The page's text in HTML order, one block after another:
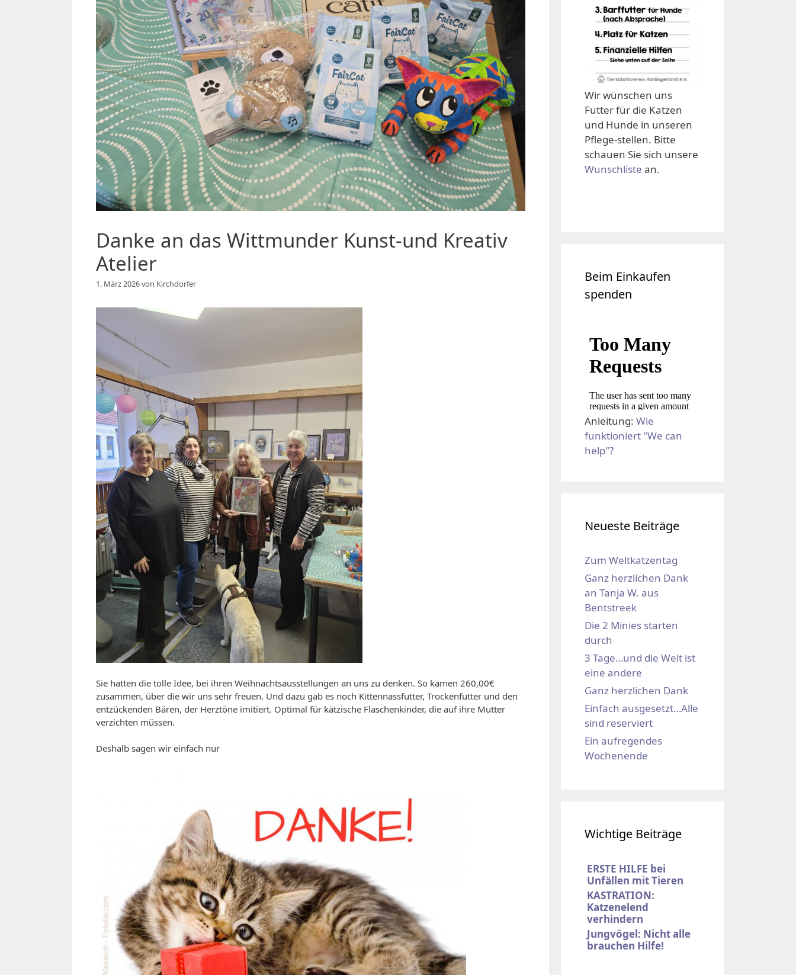
Danke an das Wittmunder Kunst-und Kreativ
Atelier
1. März 2026von Kirchdorfer
Sie hatten die tolle Idee, bei ihren Weihnachtsausstellungen an uns zu denken. So kamen 260,00€
zusammen, über die wir uns sehr freuen. Und dazu gab es noch Kittennassfutter, Trockenfutter und den
entzückenden Bären, der Herztöne imitiert. Optimal für kätzische Flaschenkinder, die auf ihre Mutter
verzichten müssen.
Deshalb sagen wir einfach nur
Wir wünschen uns
Futter für die Katzen
und Hunde in unseren
Pflege-stellen. Bitte
schauen Sie sich unsere
Wunschliste an.
Beim Einkaufen
spenden
Anleitung: Wie
funktioniert "We can
help"?
Neueste Beiträge
Zum Weltkatzentag
Ganz herzlichen Dank
an Tanja W. aus
Bentstreek
Die 2 Minies starten
durch
3 Tage…und die Welt ist
eine andere
Ganz herzlichen Dank
Einfach ausgesetzt…Alle
sind reserviert
Ein aufregendes
Wochenende
Wichtige Beiträge
ERSTE HILFE bei
Unfällen mit Tieren
KASTRATION:
Katzenelend
verhindern
Jungvögel: Nicht alle
brauchen Hilfe!